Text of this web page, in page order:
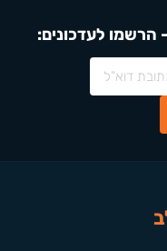
הרשמו לעדכונים: